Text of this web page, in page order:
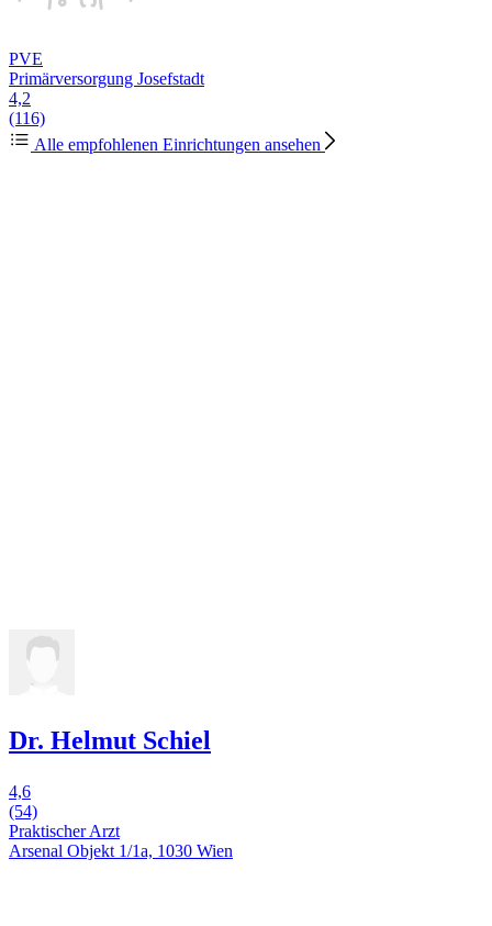
PVE
Primärversorgung Josefstadt
4,2
(116)
Alle empfohlenen Einrichtungen ansehen
Dr. Helmut Schiel
4,6
(54)
Praktischer Arzt
Arsenal Objekt 1/1a, 1030 Wien